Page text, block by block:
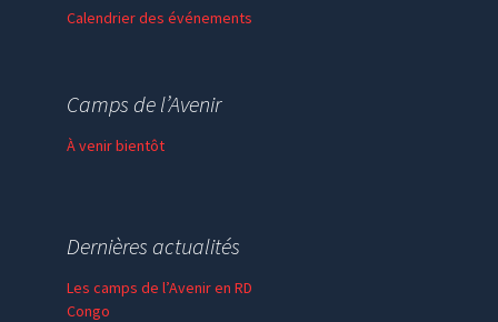
Calendrier des événements
Faire un don
Camps de l’Avenir
À venir bientôt
Dernières actualités
Les camps de l’Avenir en RD
Congo